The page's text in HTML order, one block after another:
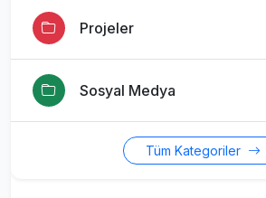
Projeler
Sosyal Medya
Tüm Kategoriler